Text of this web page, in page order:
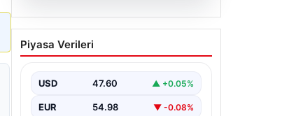
05.08.2026
Türk sinemasında farklı bir
imza: Ceylan Özgün
Piyasa Verileri
USD 47.60 ▲ +0.05%
EUR 54.98 ▼ -0.08%